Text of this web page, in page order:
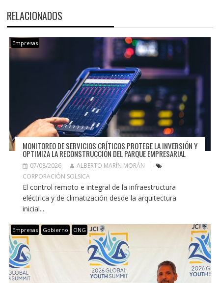
RELACIONADOS
Empresas
MONITOREO DE SERVICIOS CRÍTICOS PROTEGE LA INVERSIÓN Y
OPTIMIZA LA RECONSTRUCCIÓN DEL PARQUE EMPRESARIAL
07/08/2026
ALBERTO MARÍN MORÁN
CORPORACIÓN SOLSICA
El control remoto e integral de la infraestructura
eléctrica y de climatización desde la arquitectura
inicial...
Empresas Gobierno ONG